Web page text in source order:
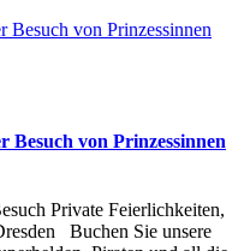
von Prinzessinnen
Private Feierlichkeiten,
Buchen Sie unsere